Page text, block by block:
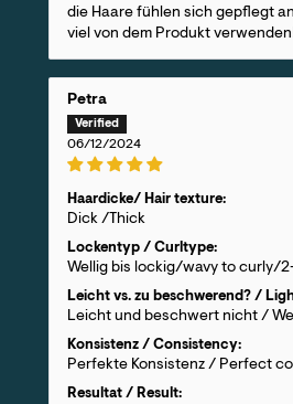
die Haare fühlen sich gepflegt
viel von dem Produkt
Petra
06/12/2024
Haardicke/ Hair texture:
Dick /Thick
Lockentyp / Curltype:
Wellig bis lockig/wavy to curly/
Leicht vs. zu beschwerend? /
Leicht und beschwert nicht /
Konsistenz / Consistency:
Perfekte Konsistenz / Perfect
Resultat / Result: